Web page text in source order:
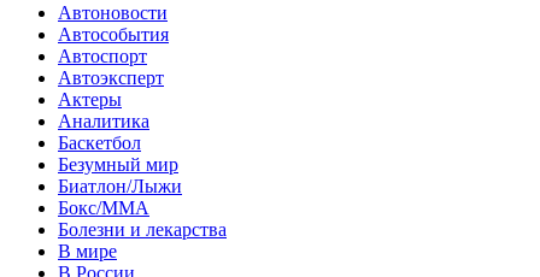
Автоновости
Автособытия
Автоспорт
Автоэксперт
Актеры
Аналитика
Баскетбол
Безумный мир
Биатлон/Лыжи
Бокс/MMA
Болезни и лекарства
В мире
В России